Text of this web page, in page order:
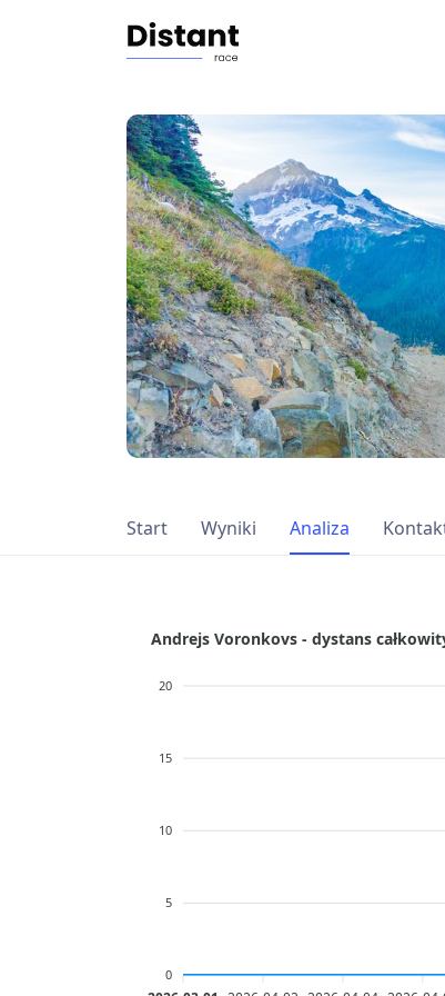
Start Wyniki Analiza
Andrejs Voronkovs - dystans
20
15
10
5
0